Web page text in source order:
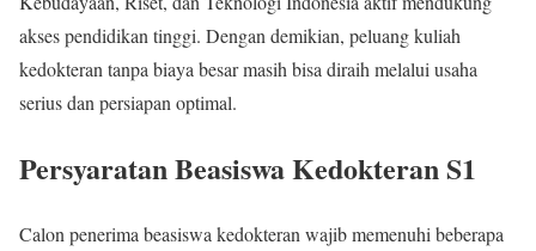
akses pendidikan tinggi. Dengan demikian, peluang kuliah
kedokteran tanpa biaya besar masih bisa diraih melalui usaha
serius dan persiapan optimal.
Persyaratan Beasiswa Kedokteran S1
Calon penerima beasiswa kedokteran wajib memenuhi beberapa